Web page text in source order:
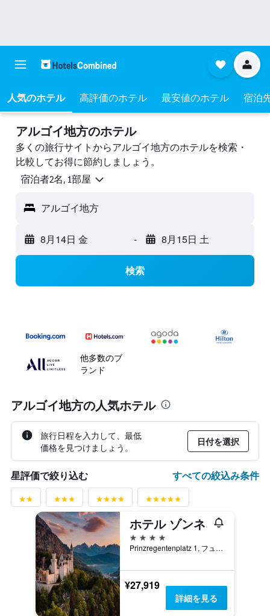
人気のホテル 高評価のホテル 最安値のホテル 宿泊
アルゴイ地方のホテル
多くの旅行サイトからアルゴイ地方のホテルを検索・
比較してお得に節約しましょう。
宿泊者2名, 1​部屋
アルゴイ地方
8月14日 金 - 8月15日 土
検索
他多数のブ
ランド
アルゴイ地方の人気ホテル
旅行日程を入力して、最低
価格を見つけましょう。
日付を選択
星評価で絞り込む すべての絞込み条件
ホテル ゾンネ
4つ星
Prinzregentenplatz 1, フュッセン, バイエルン, ドイツ
¥27,919
詳細を見る